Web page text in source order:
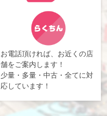
お電話頂ければ、お近くの店
舗をご案内します！
少量・多量・中古・全てに対
応しています！